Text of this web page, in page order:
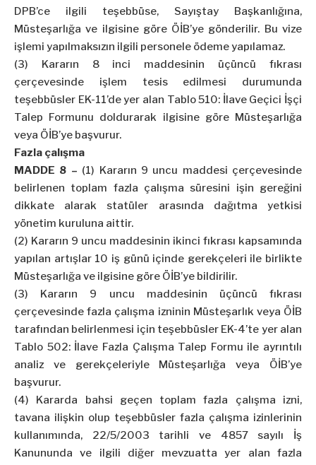
DPB’ce ilgili teşebbüse, Sayıştay Başkanlığına,
Müsteşarlığa ve ilgisine göre ÖİB’ye gönderilir. Bu vize
işlemi yapılmaksızın ilgili personele ödeme yapılamaz.
(3) Kararın 8 inci maddesinin üçüncü fıkrası
çerçevesinde işlem tesis edilmesi durumunda
teşebbüsler EK-11’de yer alan Tablo 510: İlave Geçici İşçi
Talep Formunu doldurarak ilgisine göre Müsteşarlığa
veya ÖİB’ye başvurur.
Fazla çalışma
MADDE 8 – (1) Kararın 9 uncu maddesi çerçevesinde
belirlenen toplam fazla çalışma süresini işin gereğini
dikkate alarak statüler arasında dağıtma yetkisi
yönetim kuruluna aittir.
(2) Kararın 9 uncu maddesinin ikinci fıkrası kapsamında
yapılan artışlar 10 iş günü içinde gerekçeleri ile birlikte
Müsteşarlığa ve ilgisine göre ÖİB’ye bildirilir.
(3) Kararın 9 uncu maddesinin üçüncü fıkrası
çerçevesinde fazla çalışma izninin Müsteşarlık veya ÖİB
tarafından belirlenmesi için teşebbüsler EK-4’te yer alan
Tablo 502: İlave Fazla Çalışma Talep Formu ile ayrıntılı
analiz ve gerekçeleriyle Müsteşarlığa veya ÖİB’ye
başvurur.
(4) Kararda bahsi geçen toplam fazla çalışma izni,
tavana ilişkin olup teşebbüsler fazla çalışma izinlerinin
kullanımında, 22/5/2003 tarihli ve 4857 sayılı İş
Kanununda ve ilgili diğer mevzuatta yer alan fazla